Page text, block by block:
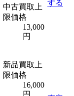
中古買取上
限価格
13,000
円
する
新品買取上
限価格
16,000
円